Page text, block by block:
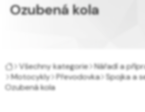
Ozubená kola
Všechny kategorie Nářadí a
Motocykly Převodovka Spojka a
Ozubená kola